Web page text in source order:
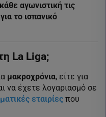
αγωνιστική τις
για το ισπανικό
La Liga;
μακροχρόνια, είτε για
να έχετε λογαριασμό σε
εταιρίες που